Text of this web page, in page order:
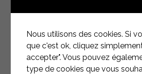
PVM, HSM-BD54-DA460
MELDEN SIE SICH AN, UM
DEN PREIS ZU SEHEN
Nous utilisons des cookies. Si
que c'est ok, cliquez
accepter". Vous pouvez
type de cookies que vous